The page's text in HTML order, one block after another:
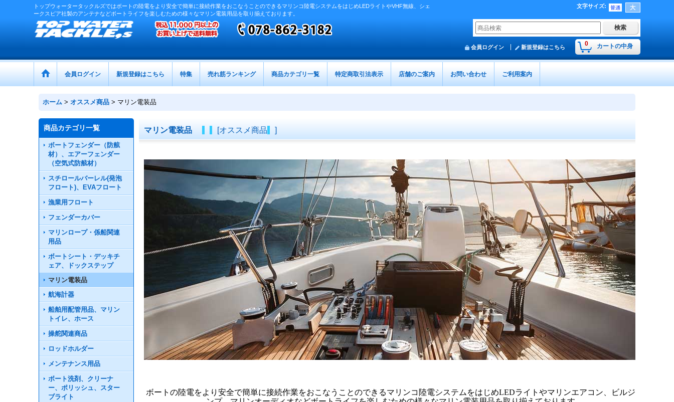
トップウォータータックルズではボートの陸電をより安全で簡単に接続作業をおこなうことのできるマリンコ陸電システムをはじめLEDライトやVHF無線、シェ
ークスピア社製のアンテナなどボートライフを楽しむための様々なマリン電装用品を取り揃えております。
文字サイズ:
0 カートの中身
会員ログイン 新規登録はこちら
会員ログイン 新規登録はこちら 特集 売れ筋ランキング 商品カテゴリ一覧 特定商取引法表示 店舗のご案内 お問い合わせ ご利用案内
ホーム > オススメ商品 > マリン電装品
商品カテゴリ一覧
ボートフェンダー（防舷
材）、エアーフェンダー
（空気式防舷材）
スチロールバーレル(発泡
フロート)、EVAフロート
漁業用フロート
フェンダーカバー
マリンロープ・係船関連
用品
ボートシート・デッキチ
ェア、ドックステップ
マリン電装品
航海計器
船舶用配管用品、マリン
トイレ、ホース
操舵関連商品
ロッドホルダー
メンテナンス用品
ボート洗剤、クリーナ
ー、ポリッシュ、スター
ブライト
マリン電装品 [オススメ商品 ]
ボートの陸電をより安全で簡単に接続作業をおこなうことのできるマリンコ陸電システムをはじめLEDライトやマリンエアコン、ビルジポ